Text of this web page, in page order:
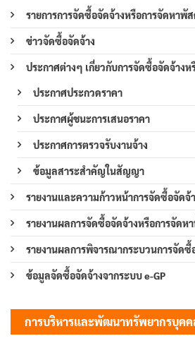
รายการการจัดซื้อจัดจ้างหรือการจัดหาพั
ข่าวจัดซื้อจัดจ้าง
ประกาศต่างๆ เกี่ยวกับการจัดซื้อจัดจ้าง
ประกาศประกวดราคา
ประกาศผู้ชนะการเสนอราคา
ประกาศการตรวจรับงานจ้าง
ข้อมูลสาระสำคัญในสัญญา
รายงานและความก้าวหน้าการจัดซื้อจัดจ้
รายงานผลการจัดซื้อจัดจ้างหรือการจัดห
รายงานผลการพิจารณากระบวนการจัดซื้
ข้อมูลจัดซื้อจัดจ้างจากระบบ e-GP
การบริหารและพัฒนาทรัพยากรบุคค